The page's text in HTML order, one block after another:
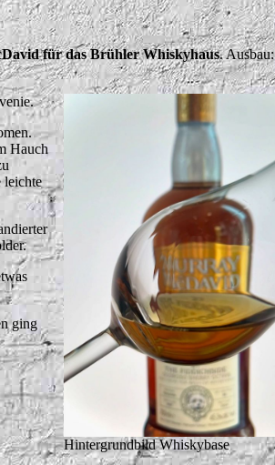
für das Brühler Whiskyhaus. Ausbau:
Hintergrundbild Whiskybase
Hauch
leichte
ging